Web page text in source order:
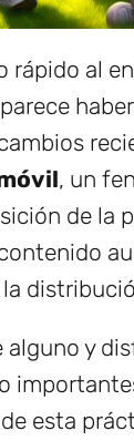
rápido al
, un
de la
y
esta